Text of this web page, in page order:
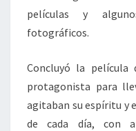
películas y
fotográficos.
Concluyó la
protagonista para
agitaban su espíritu y
de cada día, con